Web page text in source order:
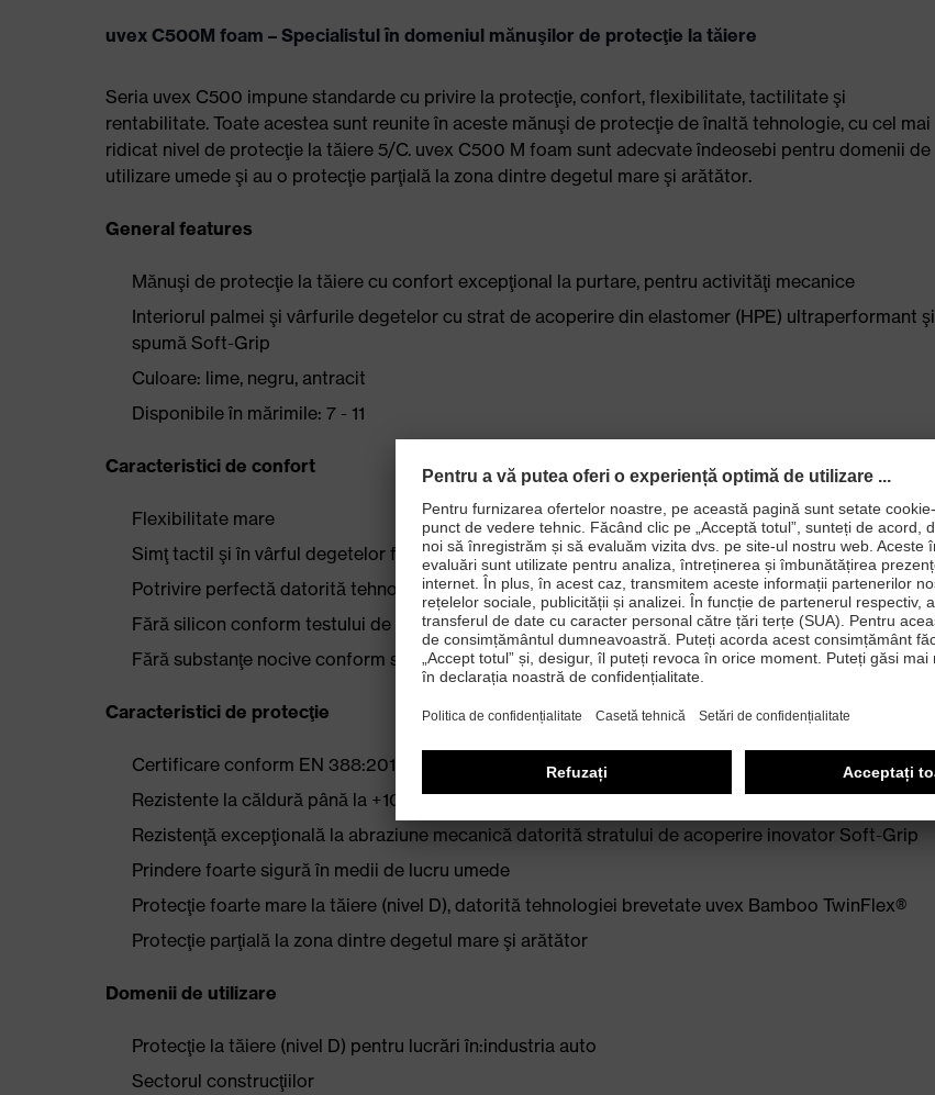
uvex C500M foam – Specialistul în domeniul mănuşilor de protecţie la tăiere
Seria uvex C500 impune standarde cu privire la protecţie, confort, flexibilitate, tactilitate şi
rentabilitate. Toate acestea sunt reunite în aceste mănuşi de protecţie de înaltă tehnologie, cu cel mai
ridicat nivel de protecţie la tăiere 5/C. uvex C500 M foam sunt adecvate îndeosebi pentru domenii de
utilizare umede şi au o protecţie parţială la zona dintre degetul mare şi arătător.
General features
Mănuşi de protecţie la tăiere cu confort excepţional la purtare, pentru activităţi mecanice
Interiorul palmei şi vârfurile degetelor cu strat de acoperire din elastomer (HPE) ultraperformant şi
spumă Soft-Grip
Culoare: lime, negru, antracit
Disponibile în mărimile: 7 - 11
Caracteristici de confort
Flexibilitate mare
Simţ tactil şi în vârful degetelor foarte bun la montarea de piese
Potrivire perfectă datorită tehnologiei 3D Ergo
Fără silicon conform testului de amprentare
Fără substanţe nocive conform standardului OEKO-TEX® 100
Caracteristici de protecţie
Certificare conform EN 388:2016 (4 X 4 2 C) şi EN 407 (X 1 X X X X)
Rezistente la căldură până la +100 °C
Rezistenţă excepţională la abraziune mecanică datorită stratului de acoperire inovator Soft-Grip
Prindere foarte sigură în medii de lucru umede
Protecţie foarte mare la tăiere (nivel D), datorită tehnologiei brevetate uvex Bamboo TwinFlex®
Protecţie parţială la zona dintre degetul mare şi arătător
Domenii de utilizare
Protecţie la tăiere (nivel D) pentru lucrări în:industria auto
Sectorul construcţiilor